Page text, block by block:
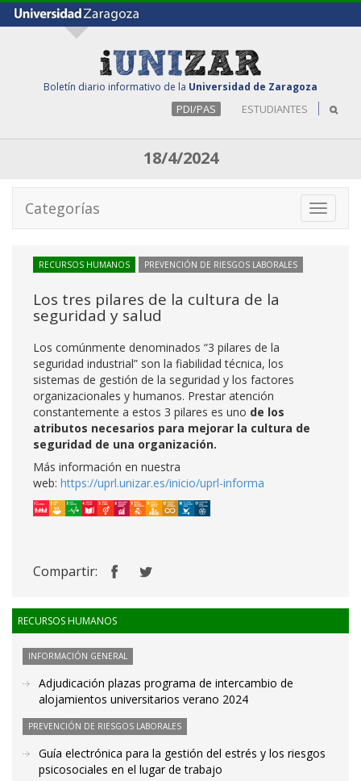
Boletín diario informativo de la Universidad de Zaragoza
PDI/PAS ESTUDIANTES
18/4/2024
Toggle
Categorías
RECURSOS HUMANOS PREVENCIÓN DE RIESGOS LABORALES
Los tres pilares de la cultura de la
seguridad y salud
Los comúnmente denominados “3 pilares de la
seguridad industrial” son la fiabilidad técnica, los
sistemas de gestión de la seguridad y los factores
organizacionales y humanos. Prestar atención
constantemente a estos 3 pilares es uno de los
atributos necesarios para mejorar la cultura de
seguridad de una organización.
Más información en nuestra
web: https://uprl.unizar.es/inicio/uprl-informa
Compartir:
RECURSOS HUMANOS
INFORMACIÓN GENERAL
Adjudicación plazas programa de intercambio de
alojamientos universitarios verano 2024
PREVENCIÓN DE RIESGOS LABORALES
Guía electrónica para la gestión del estrés y los riesgos
psicosociales en el lugar de trabajo